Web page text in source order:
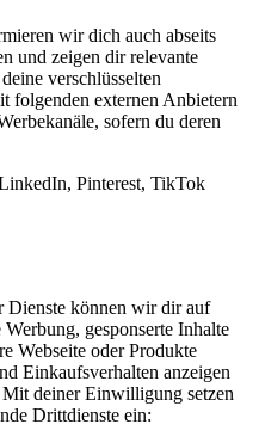
wir dich auch abseits
und zeigen dir relevante
verschlüsselten
folgenden externen Anbietern
sofern du deren
Pinterest, TikTok
Dienste können wir dir auf
gesponserte Inhalte
Webseite oder Produkte
Einkaufsverhalten anzeigen
deiner Einwilligung setzen
Drittdienste ein: